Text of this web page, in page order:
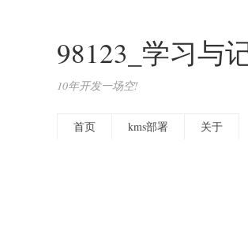
98123_学习与
10年开发一场空!
首页 kms部署 关于